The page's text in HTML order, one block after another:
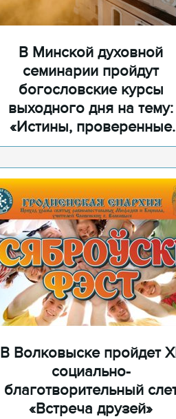
В Минской духовной
семинарии пройдут
богословские курсы
выходного дня на тему:
«Истины, проверенные
временем»
В Волковыске пройдет
социально-
благотворительный
«Встреча друзей»